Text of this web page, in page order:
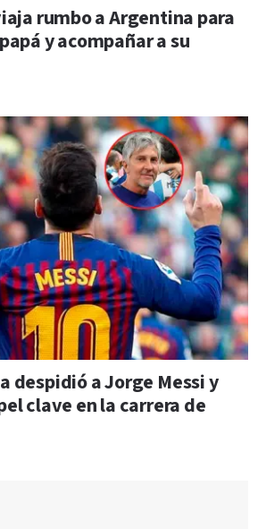
rumbo a Argentina para
y acompañar a su
despidió a Jorge Messi y
clave en la carrera de